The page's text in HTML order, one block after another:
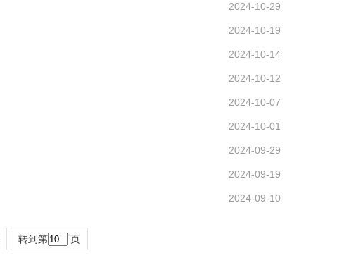
2024-10-29
2024-10-19
2024-10-14
2024-10-12
2024-10-07
2024-10-01
2024-09-29
2024-09-19
2024-09-10
转到第 页